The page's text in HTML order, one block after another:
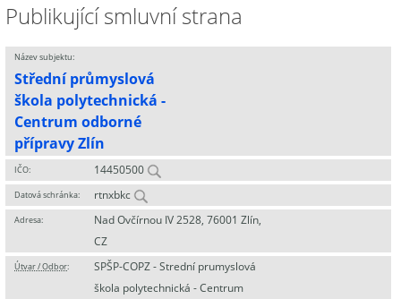
Publikující smluvní strana
Název subjektu:
Střední průmyslová
škola polytechnická -
Centrum odborné
přípravy Zlín
IČO: 14450500
Datová schránka: rtnxbkc
Adresa:
Nad Ovčírnou IV 2528, 76001 Zlín,
CZ
Útvar / Odbor:
SPŠP-COPZ - Strední prumyslová
škola polytechnická - Centrum